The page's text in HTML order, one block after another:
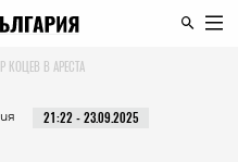
КОЦЕВ В АРЕСТА
21:22 - 23.09.2025